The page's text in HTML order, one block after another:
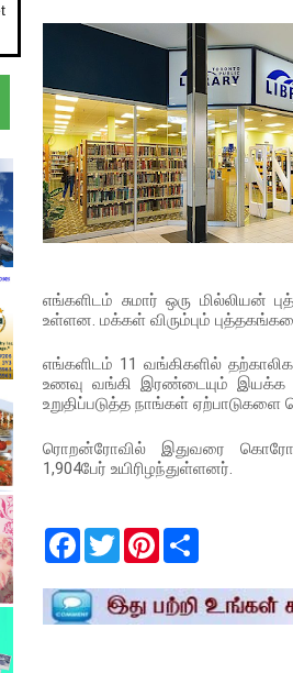
எங்களிடம் சுமார் ஒரு மில்லியன்
உள்ளன. மக்கள் விரும்பும்
எங்களிடம் 11 வங்கிகளில்
உணவு வங்கி இரண்டையும் இயக்க
உறுதிப்படுத்த நாங்கள்
ரொறன்ரோவில் இதுவரை
1,904பேர் உயிரிழந்துள்ளனர்.
F
e
b
o
T
w
t
t
e
P
t
e
r
r
e